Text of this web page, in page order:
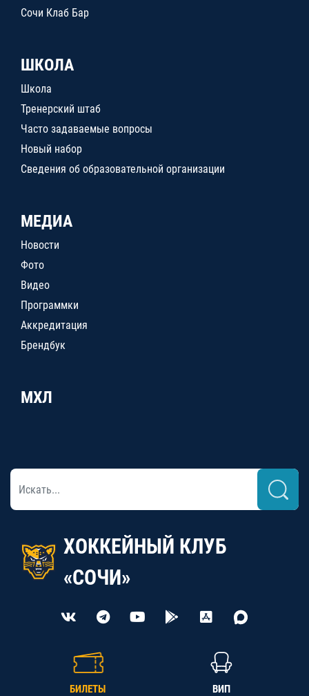
Сочи Клаб Бар
ШКОЛА
Школа
Тренерский штаб
Часто задаваемые вопросы
Новый набор
Сведения об образовательной организации
МЕДИА
Новости
Фото
Видео
Программки
Аккредитация
Брендбук
МХЛ
ХОККЕЙНЫЙ КЛУБ
«СОЧИ»
БИЛЕТЫ ВИП